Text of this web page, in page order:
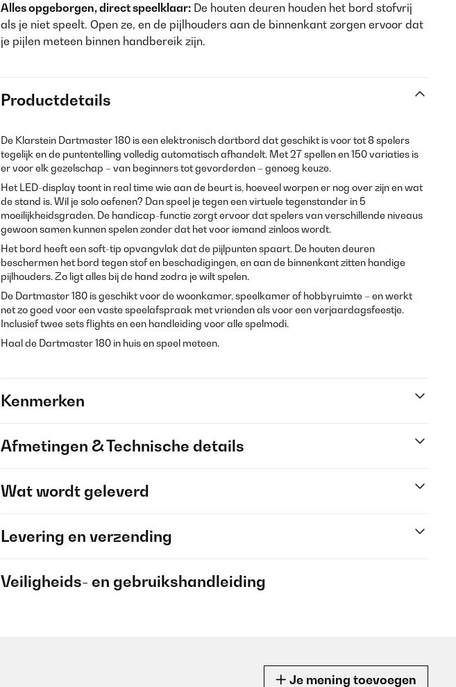
Alles opgeborgen, direct speelklaar: De houten deuren houden het bord stofvrij
als je niet speelt. Open ze, en de pijlhouders aan de binnenkant zorgen ervoor dat
je pijlen meteen binnen handbereik zijn.
Productdetails
De Klarstein Dartmaster 180 is een elektronisch dartbord dat geschikt is voor tot 8 spelers
tegelijk en de puntentelling volledig automatisch afhandelt. Met 27 spellen en 150 variaties is
er voor elk gezelschap – van beginners tot gevorderden – genoeg keuze.
Het LED-display toont in real time wie aan de beurt is, hoeveel worpen er nog over zijn en wat
de stand is. Wil je solo oefenen? Dan speel je tegen een virtuele tegenstander in 5
moeilijkheidsgraden. De handicap-functie zorgt ervoor dat spelers van verschillende niveaus
gewoon samen kunnen spelen zonder dat het voor iemand zinloos wordt.
Het bord heeft een soft-tip opvangvlak dat de pijlpunten spaart. De houten deuren
beschermen het bord tegen stof en beschadigingen, en aan de binnenkant zitten handige
pijlhouders. Zo ligt alles bij de hand zodra je wilt spelen.
De Dartmaster 180 is geschikt voor de woonkamer, speelkamer of hobbyruimte – en werkt
net zo goed voor een vaste speelafspraak met vrienden als voor een verjaardagsfeestje.
Inclusief twee sets flights en een handleiding voor alle spelmodi.
Haal de Dartmaster 180 in huis en speel meteen.
Kenmerken
Afmetingen & Technische details
Wat wordt geleverd
Levering en verzending
Veiligheids- en gebruikshandleiding
Je mening toevoegen